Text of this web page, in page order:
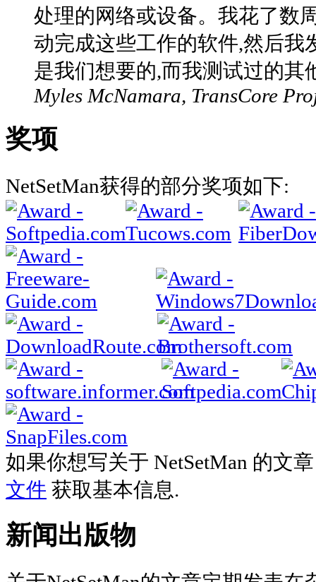
处理的网络或设备。我花了数
动完成这些工作的软件,然后我
是我们想要的,而我测试过的其
Myles McNamara, TransCore
奖项
NetSetMan获得的部分奖项如下:
如果你想写关于 NetSetMan 的文
文件 获取基本信息.
新闻出版物